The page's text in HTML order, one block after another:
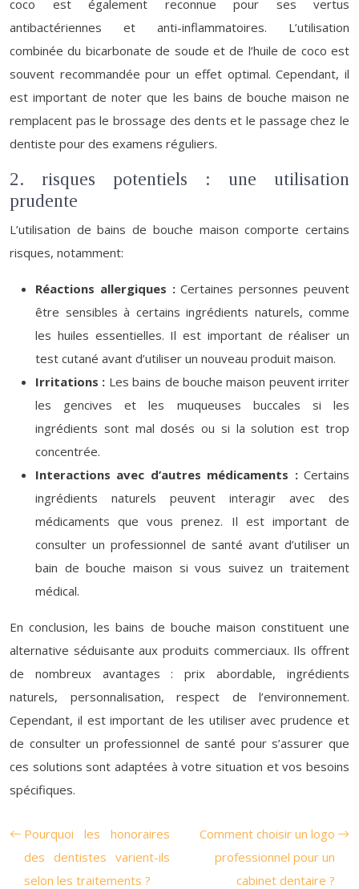
coco est également reconnue pour ses vertus
antibactériennes et anti-inflammatoires. L’utilisation
combinée du bicarbonate de soude et de l’huile de coco est
souvent recommandée pour un effet optimal. Cependant, il
est important de noter que les bains de bouche maison ne
remplacent pas le brossage des dents et le passage chez le
dentiste pour des examens réguliers.
2. risques potentiels : une utilisation
prudente
L’utilisation de bains de bouche maison comporte certains
risques, notamment:
Réactions allergiques :Certaines personnes peuvent
être sensibles à certains ingrédients naturels, comme
les huiles essentielles. Il est important de réaliser un
test cutané avant d’utiliser un nouveau produit maison.
Irritations : Les bains de bouche maison peuvent irriter
les gencives et les muqueuses buccales si les
ingrédients sont mal dosés ou si la solution est trop
concentrée.
Interactions avec d’autres médicaments : Certains
ingrédients naturels peuvent interagir avec des
médicaments que vous prenez. Il est important de
consulter un professionnel de santé avant d’utiliser un
bain de bouche maison si vous suivez un traitement
médical.
En conclusion, les bains de bouche maison constituent une
alternative séduisante aux produits commerciaux. Ils offrent
de nombreux avantages : prix abordable, ingrédients
naturels, personnalisation, respect de l’environnement.
Cependant, il est important de les utiliser avec prudence et
de consulter un professionnel de santé pour s’assurer que
ces solutions sont adaptées à votre situation et vos besoins
spécifiques.
Pourquoi les honoraires
des dentistes varient-ils
selon les traitements ?
Comment choisir un logo
professionnel pour un
cabinet dentaire ?